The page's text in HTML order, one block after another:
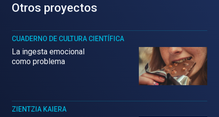
Otros proyectos
CUADERNO DE CULTURA CIENTÍFICA
La ingesta emocional
como problema
ZIENTZIA KAIERA